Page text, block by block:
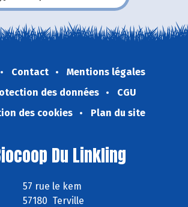
Contact
Mentions légales
des données
CGU
des cookies
Plan du site
Du Linkling
57 rue le kem
57180 Terville